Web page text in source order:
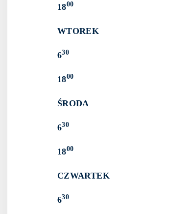
1800
WTOREK
630
1800
ŚRODA
630
1800
CZWARTEK
630